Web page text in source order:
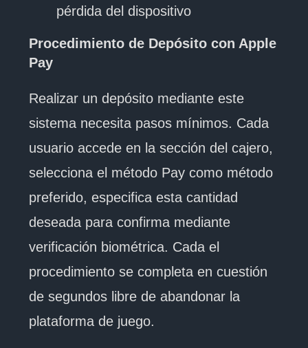
pérdida del dispositivo
Procedimiento de Depósito con Apple
Pay
Realizar un depósito mediante este
sistema necesita pasos mínimos. Cada
usuario accede en la sección del cajero,
selecciona el método Pay como método
preferido, especifica esta cantidad
deseada para confirma mediante
verificación biométrica. Cada el
procedimiento se completa en cuestión
de segundos libre de abandonar la
plataforma de juego.